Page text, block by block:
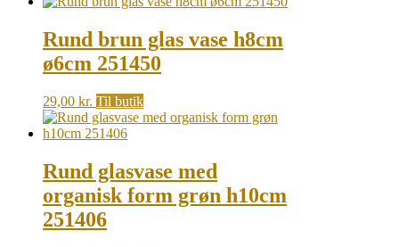
Rund brun glas vase h8cm
ø6cm 251450
29,00 kr. Til butik
Rund glasvase med
organisk form grøn h10cm
251406